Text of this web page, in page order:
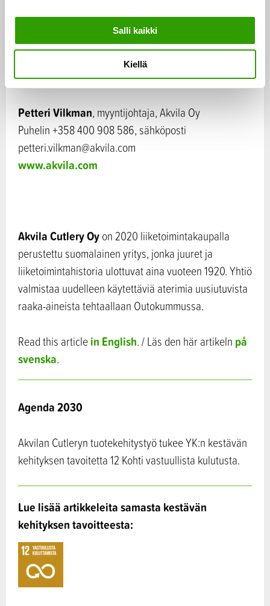
Salli kaikki
Kiellä
Lisätiedot ja yhteydenotot:
Petteri Vilkman, myyntijohtaja, Akvila Oy
Puhelin +358 400 908 586, sähköposti
petteri.vilkman@akvila.com
www.akvila.com
Akvila Cutlery Oyon 2020 liiketoimintakaupalla
perustettu suomalainen yritys, jonka juuret ja
liiketoimintahistoria ulottuvat aina vuoteen 1920. Yhtiö
valmistaa uudelleen käytettäviä aterimia uusiutuvista
raaka-aineista tehtaallaan Outokummussa.
Read this articlein English. / Läs den här artikeln på
svenska.
Agenda 2030
Akvilan Cutleryn tuotekehitystyö tukee YK:n kestävän
kehityksen tavoitetta 12 Kohti vastuullista kulutusta.
Lue lisää artikkeleita samasta kestävän
kehityksen tavoitteesta: